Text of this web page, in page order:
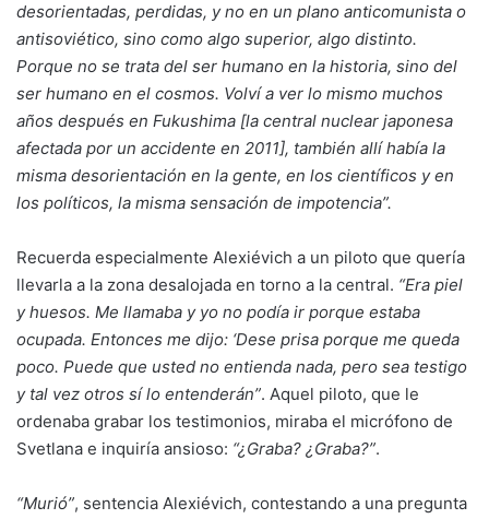
desorientadas, perdidas, y no en un plano anticomunista o
antisoviético, sino como algo superior, algo distinto.
Porque no se trata del ser humano en la historia, sino del
ser humano en el cosmos. Volví a ver lo mismo muchos
años después en Fukushima [la central nuclear japonesa
afectada por un accidente en 2011], también allí había la
misma desorientación en la gente, en los científicos y en
los políticos, la misma sensación de impotencia”.
Recuerda especialmente Alexiévich a un piloto que quería
llevarla a la zona desalojada en torno a la central. “Era piel
y huesos. Me llamaba y yo no podía ir porque estaba
ocupada. Entonces me dijo: ‘Dese prisa porque me queda
poco. Puede que usted no entienda nada, pero sea testigo
y tal vez otros sí lo entenderán”. Aquel piloto, que le
ordenaba grabar los testimonios, miraba el micrófono de
Svetlana e inquiría ansioso: “¿Graba? ¿Graba?”.
“Murió”, sentencia Alexiévich, contestando a una pregunta